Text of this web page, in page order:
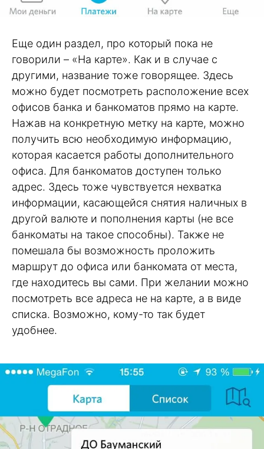
Еще один раздел, про который пока не
говорили – «На карте». Как и в случае с
другими, название тоже говорящее. Здесь
можно будет посмотреть расположение всех
офисов банка и банкоматов прямо на карте.
Нажав на конкретную метку на карте, можно
получить всю необходимую информацию,
которая касается работы дополнительного
офиса. Для банкоматов доступен только
адрес. Здесь тоже чувствуется нехватка
информации, касающейся снятия наличных в
другой валюте и пополнения карты (не все
банкоматы на такое способны). Также не
помешала бы возможность проложить
маршрут до офиса или банкомата от места,
где находитесь вы сами. При желании можно
посмотреть все адреса не на карте, а в виде
списка. Возможно, кому-то так будет
удобнее.